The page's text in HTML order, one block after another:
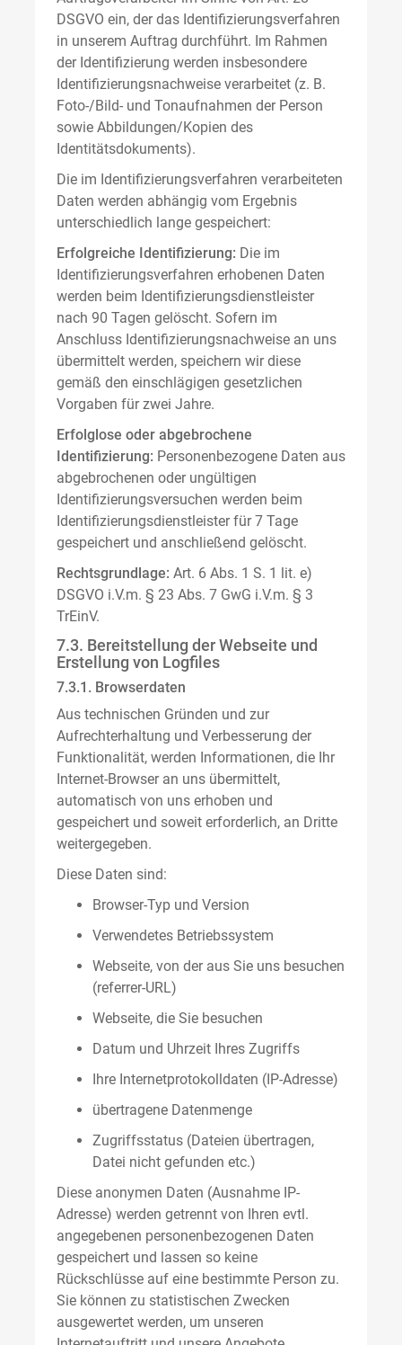
DSGVO ein, der das Identifizierungsverfahren
in unserem Auftrag durchführt. Im Rahmen
der Identifizierung werden insbesondere
Identifizierungsnachweise verarbeitet (z. B.
Foto-/Bild- und Tonaufnahmen der Person
sowie Abbildungen/Kopien des
Identitätsdokuments).
Die im Identifizierungsverfahren verarbeiteten
Daten werden abhängig vom Ergebnis
unterschiedlich lange gespeichert:
Erfolgreiche Identifizierung: Die im
Identifizierungsverfahren erhobenen Daten
werden beim Identifizierungsdienstleister
nach 90 Tagen gelöscht. Sofern im
Anschluss Identifizierungsnachweise an uns
übermittelt werden, speichern wir diese
gemäß den einschlägigen gesetzlichen
Vorgaben für zwei Jahre.
Erfolglose oder abgebrochene
Identifizierung: Personenbezogene Daten aus
abgebrochenen oder ungültigen
Identifizierungsversuchen werden beim
Identifizierungsdienstleister für 7 Tage
gespeichert und anschließend gelöscht.
Rechtsgrundlage: Art. 6 Abs. 1 S. 1 lit. e)
DSGVO i.V.m. § 23 Abs. 7 GwG i.V.m. § 3
TrEinV.
7.3. Bereitstellung der Webseite und
Erstellung von Logfiles
7.3.1. Browserdaten
Aus technischen Gründen und zur
Aufrechterhaltung und Verbesserung der
Funktionalität, werden Informationen, die Ihr
Internet-Browser an uns übermittelt,
automatisch von uns erhoben und
gespeichert und soweit erforderlich, an Dritte
weitergegeben.
Diese Daten sind:
Browser-Typ und Version
Verwendetes Betriebssystem
Webseite, von der aus Sie uns besuchen
(referrer-URL)
Webseite, die Sie besuchen
Datum und Uhrzeit Ihres Zugriffs
Ihre Internetprotokolldaten (IP-Adresse)
übertragene Datenmenge
Zugriffsstatus (Dateien übertragen,
Datei nicht gefunden etc.)
Diese anonymen Daten (Ausnahme IP-
Adresse) werden getrennt von Ihren evtl.
angegebenen personenbezogenen Daten
gespeichert und lassen so keine
Rückschlüsse auf eine bestimmte Person zu.
Sie können zu statistischen Zwecken
ausgewertet werden, um unseren